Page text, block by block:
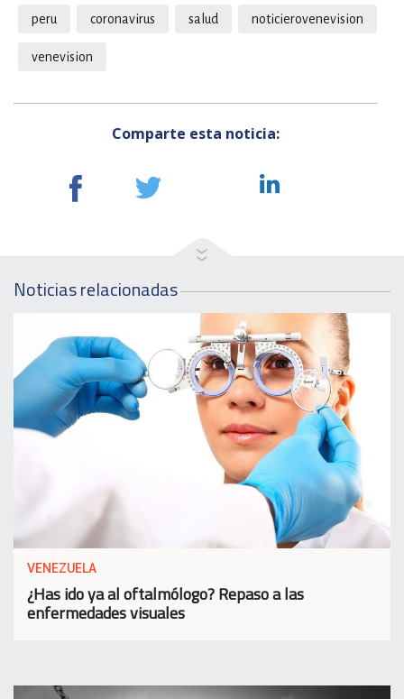
peru coronavirus salud noticierovenevision
venevision
Comparte esta noticia:
Noticias relacionadas
VENEZUELA
¿Has ido ya al oftalmólogo? Repaso a las
enfermedades visuales